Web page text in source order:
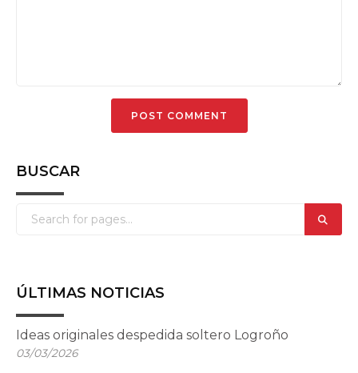
BUSCAR
ÚLTIMAS NOTICIAS
Ideas originales despedida soltero Logroño
03/03/2026